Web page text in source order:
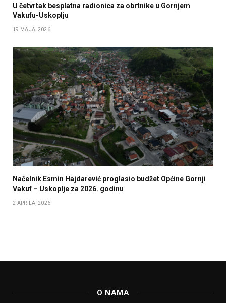
U četvrtak besplatna radionica za obrtnike u Gornjem
Vakufu-Uskoplju
19 MAJA, 2026
Načelnik Esmin Hajdarević proglasio budžet Općine Gornji
Vakuf – Uskoplje za 2026. godinu
2 APRILA, 2026
O NAMA